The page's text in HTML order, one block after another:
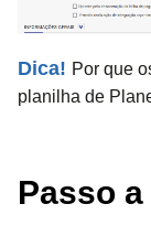
Dica! Por que
planilha de
Passo